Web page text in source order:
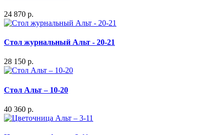
24 870 р.
Стол журнальный Альт - 20-21
28 150 р.
Стол Альт – 10-20
40 360 р.